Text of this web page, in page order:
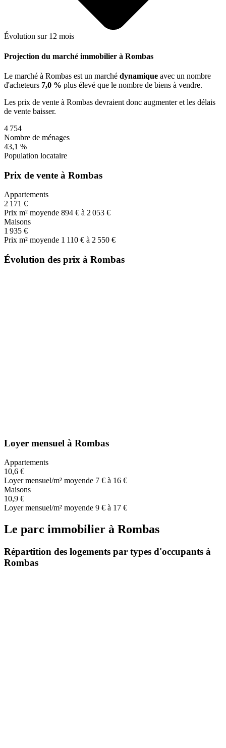
Évolution sur 12 mois
Projection du marché immobilier à Rombas
Le marché à Rombas est un marché dynamique avec un nombre
d'acheteurs 7,0 % plus élevé que le nombre de biens à vendre.
Les prix de vente à Rombas devraient donc augmenteret les délais
de vente baisser.
4 754
Nombre de ménages
43,1 %
Population locataire
Prix de vente à Rombas
Appartements
2 171 €
Prix m² moyende 894 € à 2 053 €
Maisons
1 935 €
Prix m² moyende 1 110 € à 2 550 €
Évolution des prix à Rombas
Loyer mensuel à Rombas
Appartements
10,6 €
Loyer mensuel/m² moyende 7 € à 16 €
Maisons
10,9 €
Loyer mensuel/m² moyende 9 € à 17 €
Le parc immobilier à Rombas
Répartition des logements par types d'occupants à
Rombas